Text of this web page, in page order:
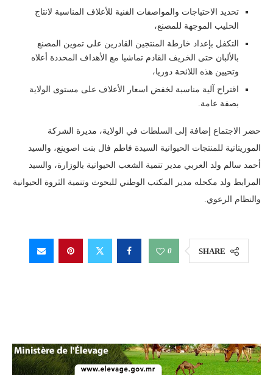
تحديد الاحتياجات والمواصفات الفنية للأعلاف المناسبة لانتاج
الحليب الموجهة للمصنع،
⁠التكفل بإعداد خارطة المنتجين القادرين على تموين المصنع
بالألبان حتى الخريف القادم تماشيا مع الأهداف المحددة أعلاه
وتحيين هذه اللائحة دوريا،
⁠اقتراح آلية مناسبة لخفض اسعار الأعلاف على مستوى الولاية
بصفة عامة.
حضر الاجتماع إضافة إلى السلطات في الولاية، مديرة الشركة
الموريتانية للمنتجات الحيوانية السيدة فاطم فال بنت اصوينع، والسيد
أحمد سالم ولد العربي مدير تنمية الشعب الحيوانية بالوزارة، والسيد
المرابط ولد مكحله مدير المكتب الوطني للبحوث وتنمية الثروة الحيوانية
والنظام الرعوي.
SHARE
0